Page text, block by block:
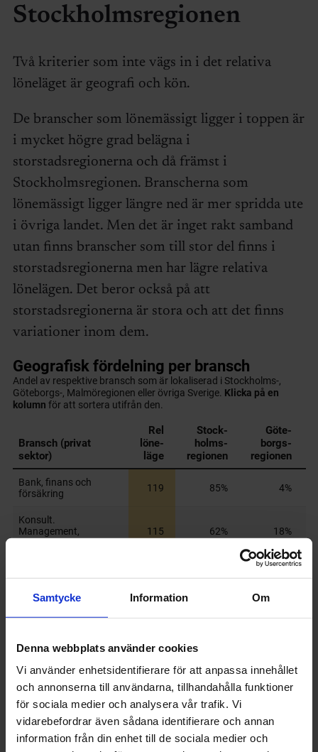
Samtycke Information Om
Denna webbplats använder cookies
Vi använder enhetsidentifierare för att anpassa innehållet
och annonserna till användarna, tillhandahålla funktioner
för sociala medier och analysera vår trafik. Vi
vidarebefordrar även sådana identifierare och annan
information från din enhet till de sociala medier och
Stockholmsregionen
Två kriterier som inte vägs in i det relativa
löneläget är geografi och kön.
De branscher som lönemässigt ligger i toppen är
i mycket högre grad belägna i
storstadsregionerna och då främst i
Stockholmsregionen. Branscherna som
lönemässigt ligger längre ned är mer spridda ute
i övriga landet. Men det är inget rakt samband
utan finns branscher som till stor del finns i
storstadsregionerna men har lägre relativa
lönelägen. Det beror också på att
storstadsregionerna är stora och att det finns
variationer inom dem.